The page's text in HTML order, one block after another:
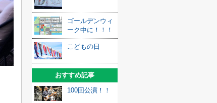
ゴールデンウィ
ーク中に！！！
こどもの日
おすすめ記事
100回公演！！